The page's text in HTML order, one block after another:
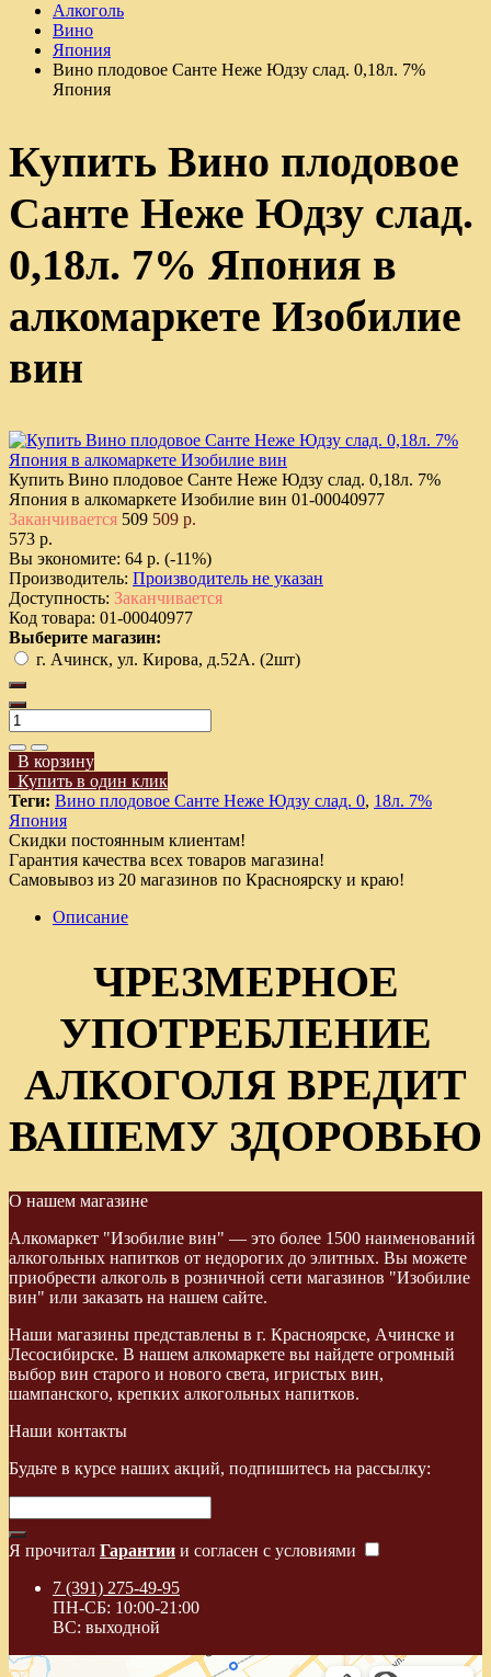
Алкоголь
Вино
Япония
Вино плодовое Санте Неже Юдзу слад. 0,18л. 7%
Япония
Купить Вино плодовое
Санте Неже Юдзу слад.
0,18л. 7% Япония в
алкомаркете Изобилие
вин
Купить Вино плодовое Санте Неже Юдзу слад. 0,18л. 7%
Япония в алкомаркете Изобилие вин 01-00040977
Заканчивается 509 509 р.
573 р.
Вы экономите: 64 р. (-11%)
Производитель: Производитель не указан
Доступность: Заканчивается
Код товара: 01-00040977
Выберите магазин:
г. Ачинск, ул. Кирова, д.52А. (2шт)
В корзину
Купить в один клик
Теги: Вино плодовое Санте Неже Юдзу слад. 0, 18л. 7%
Япония
Скидки постоянным клиентам!
Гарантия качества всех товаров магазина!
Самовывоз из 20 магазинов по Красноярску и краю!
Описание
ЧРЕЗМЕРНОЕ
УПОТРЕБЛЕНИЕ
АЛКОГОЛЯ ВРЕДИТ
ВАШЕМУ ЗДОРОВЬЮ
О нашем магазине
Алкомаркет "Изобилие вин" — это более 1500 наименований
алкогольных напитков от недорогих до элитных. Вы можете
приобрести алкоголь в розничной сети магазинов "Изобилие
вин" или заказать на нашем сайте.
Наши магазины представлены в г. Красноярске, Ачинске и
Лесосибирске. В нашем алкомаркете вы найдете огромный
выбор вин старого и нового света, игристых вин,
шампанского, крепких алкогольных напитков.
Наши контакты
Будьте в курсе наших акций, подпишитесь на рассылку:
Я прочитал Гарантии и согласен с условиями
7 (391) 275-49-95
ПН-СБ: 10:00-21:00
ВС: выходной